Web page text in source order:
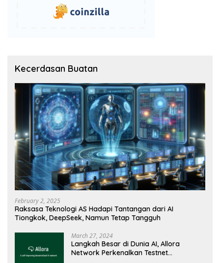
Kecerdasan Buatan
February 2, 2025
Raksasa Teknologi AS Hadapi Tantangan dari AI
Tiongkok, DeepSeek, Namun Tetap Tangguh
March 27, 2024
Langkah Besar di Dunia AI, Allora
Network Perkenalkan Testnet